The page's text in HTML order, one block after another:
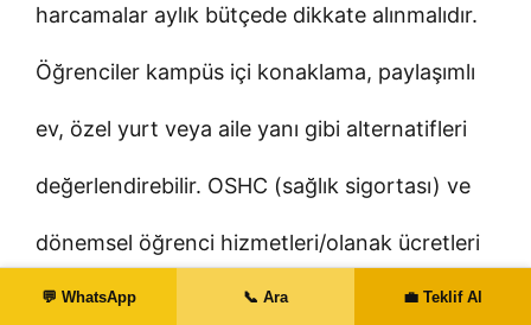
harcamalar aylık bütçede dikkate alınmalıdır.
Öğrenciler kampüs içi konaklama, paylaşımlı
ev, özel yurt veya aile yanı gibi alternatifleri
değerlendirebilir. OSHC (sağlık sigortası) ve
dönemsel öğrenci hizmetleri/olanak ücretleri
kurum politikasına göre değişebilir.
💬 WhatsApp 📞 Ara 💼 Teklif Al